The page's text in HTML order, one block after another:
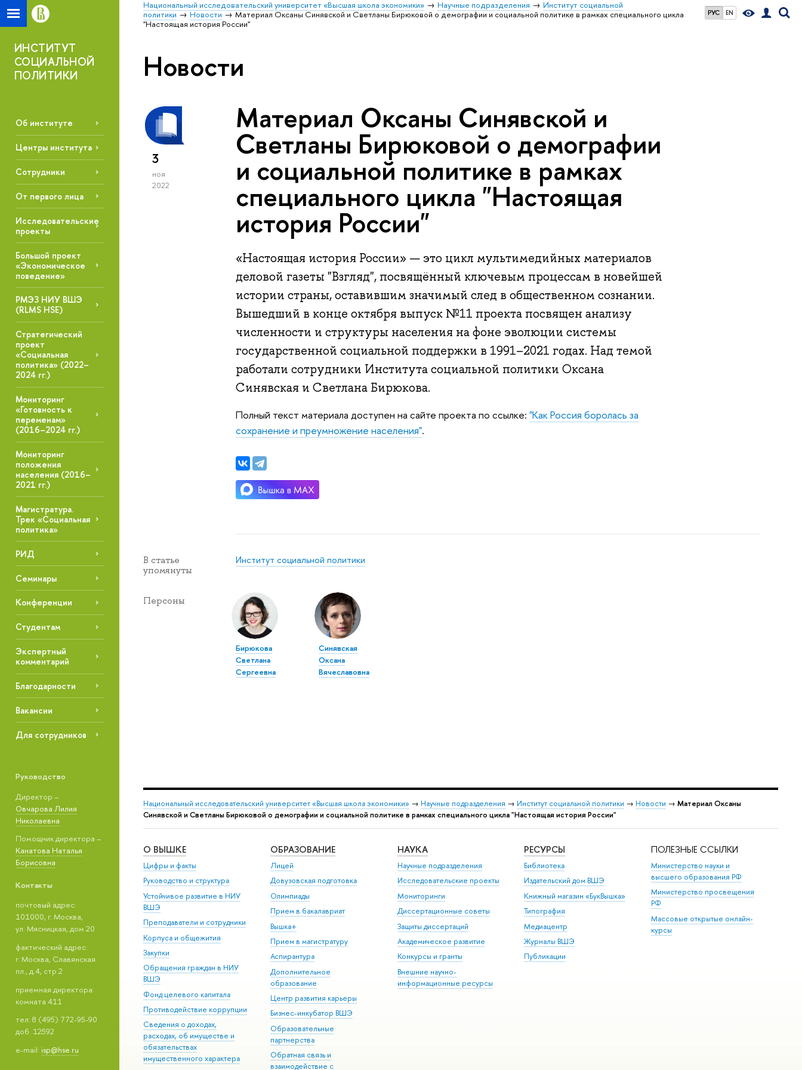
РУС EN
Национальный исследовательский университет «Высшая школа экономики» Научные подразделения
Институт социальной
политики
Новости
Материал Оксаны Синявской и Светланы Бирюковой о демографии и социальной политике в рамках специального цикла
"Настоящая история России"
ИНСТИТУТ
СОЦИАЛЬНОЙ
ПОЛИТИКИ
Об институте
Центры института
Сотрудники
От первого лица
Исследовательские
проекты
Большой проект
«Экономическое
поведение»
РМЭЗ НИУ ВШЭ
(RLMS HSE)
Стратегический
проект
«Социальная
политика» (2022–
2024 гг.)
Мониторинг
«Готовность к
переменам»
(2016–2024 гг.)
Мониторинг
положения
населения (2016–
2021 гг.)
Магистратура.
Трек «Социальная
политика»
РИД
Семинары
Конференции
Студентам
Экспертный
комментарий
Благодарности
Вакансии
Для сотрудников
Руководство
Директор –
Овчарова Лилия
Николаевна
Помощник директора –
Канатова Наталья
Борисовна
Контакты
почтовый адрес:
101000, г. Москва,
ул. Мясницкая, дом 20
фактический адрес:
г. Москва, Славянская
пл., д.4, стр.2
приемная директора:
комната 411
тел: 8 (495) 772-95-90
доб. 12592
e-mail: isp@hse.ru
Новости
3
ноя
2022
Материал Оксаны Синявской и
Светланы Бирюковой о демографии
и социальной политике в рамках
специального цикла "Настоящая
история России"
«Настоящая история России» — это цикл мультимедийных материалов
деловой газеты "Взгляд", посвящённый ключевым процессам в новейшей
истории страны, оставившим значимый след в общественном сознании.
Вышедший в конце октября выпуск №11 проекта посвящен анализу
численности и структуры населения на фоне эволюции системы
государственной социальной поддержки в 1991–2021 годах. Над темой
работали сотрудники Института социальной политики Оксана
Синявская и Светлана Бирюкова.
Полный текст материала доступен на сайте проекта по ссылке:"Как Россия боролась за
сохранение и преумножение населения".
В статье
упомянуты
Институт социальной политики
Персоны
Бирюкова
Светлана
Сергеевна
Синявская
Оксана
Вячеславовна
Национальный исследовательский университет «Высшая школа экономики» → Научные подразделения → Институт социальной политики → Новости → Материал Оксаны
Синявской и Светланы Бирюковой о демографии и социальной политике в рамках специального цикла "Настоящая история России"
О ВЫШКЕ
Цифры и факты
Руководство и структура
Устойчивое развитие в НИУ
ВШЭ
Преподаватели и сотрудники
Корпуса и общежития
Закупки
Обращения граждан в НИУ
ВШЭ
Фонд целевого капитала
Противодействие коррупции
Сведения о доходах,
расходах, об имуществе и
обязательствах
имущественного характера
ОБРАЗОВАНИЕ
Лицей
Довузовская подготовка
Олимпиады
Прием в бакалавриат
Вышка+
Прием в магистратуру
Аспирантура
Дополнительное
образование
Центр развития карьеры
Бизнес-инкубатор ВШЭ
Образовательные
партнерства
Обратная связь и
взаимодействие с
НАУКА
Научные подразделения
Исследовательские проекты
Мониторинги
Диссертационные советы
Защиты диссертаций
Академическое развитие
Конкурсы и гранты
Внешние научно-
информационные ресурсы
РЕСУРСЫ
Библиотека
Издательский дом ВШЭ
Книжный магазин «БукВышка»
Типография
Медиацентр
Журналы ВШЭ
Публикации
ПОЛЕЗНЫЕ ССЫЛКИ
Министерство науки и
высшего образования РФ
Министерство просвещения
РФ
Массовые открытые онлайн-
курсы